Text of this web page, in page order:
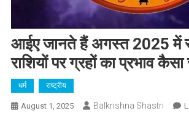
आईए जानते हैं अगस्त 2025 में
राशियों पर ग्रहों का प्रभाव कैसा
धर्म राष्ट्रीय
August 1, 2025 Balkrishna Shastri